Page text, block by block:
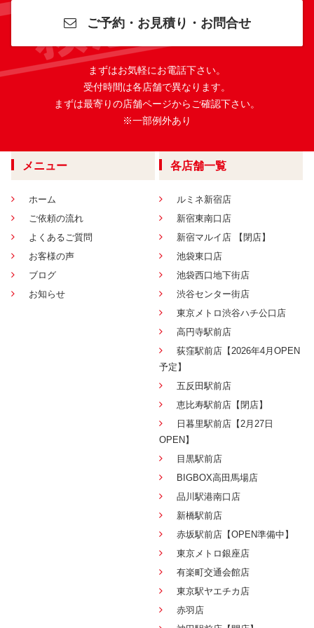
ご予約・お見積り・お問合せ
まずはお気軽にお電話下さい。
受付時間は各店舗で異なります。
まずは最寄りの店舗ページからご確認下さい。
※一部例外あり
メニュー
ホーム
ご依頼の流れ
よくあるご質問
お客様の声
ブログ
お知らせ
各店舗一覧
ルミネ新宿店
新宿東南口店
新宿マルイ店 【閉店】
池袋東口店
池袋西口地下街店
渋谷センター街店
東京メトロ渋谷ハチ公口店
高円寺駅前店
荻窪駅前店【2026年4月OPEN
予定】
五反田駅前店
恵比寿駅前店【閉店】
日暮里駅前店【2月27日
OPEN】
目黒駅前店
BIGBOX高田馬場店
品川駅港南口店
新橋駅前店
赤坂駅前店【OPEN準備中】
東京メトロ銀座店
有楽町交通会館店
東京駅ヤエチカ店
赤羽店